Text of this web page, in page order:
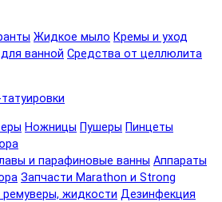
Жидкое мыло Кремы и уход
ванной Средства от целлюлита
Ножницы Пушеры Пинцеты
и парафиновые ванны Аппараты
Запчасти Marathon и Strong
ремуверы, жидкости Дезинфекция